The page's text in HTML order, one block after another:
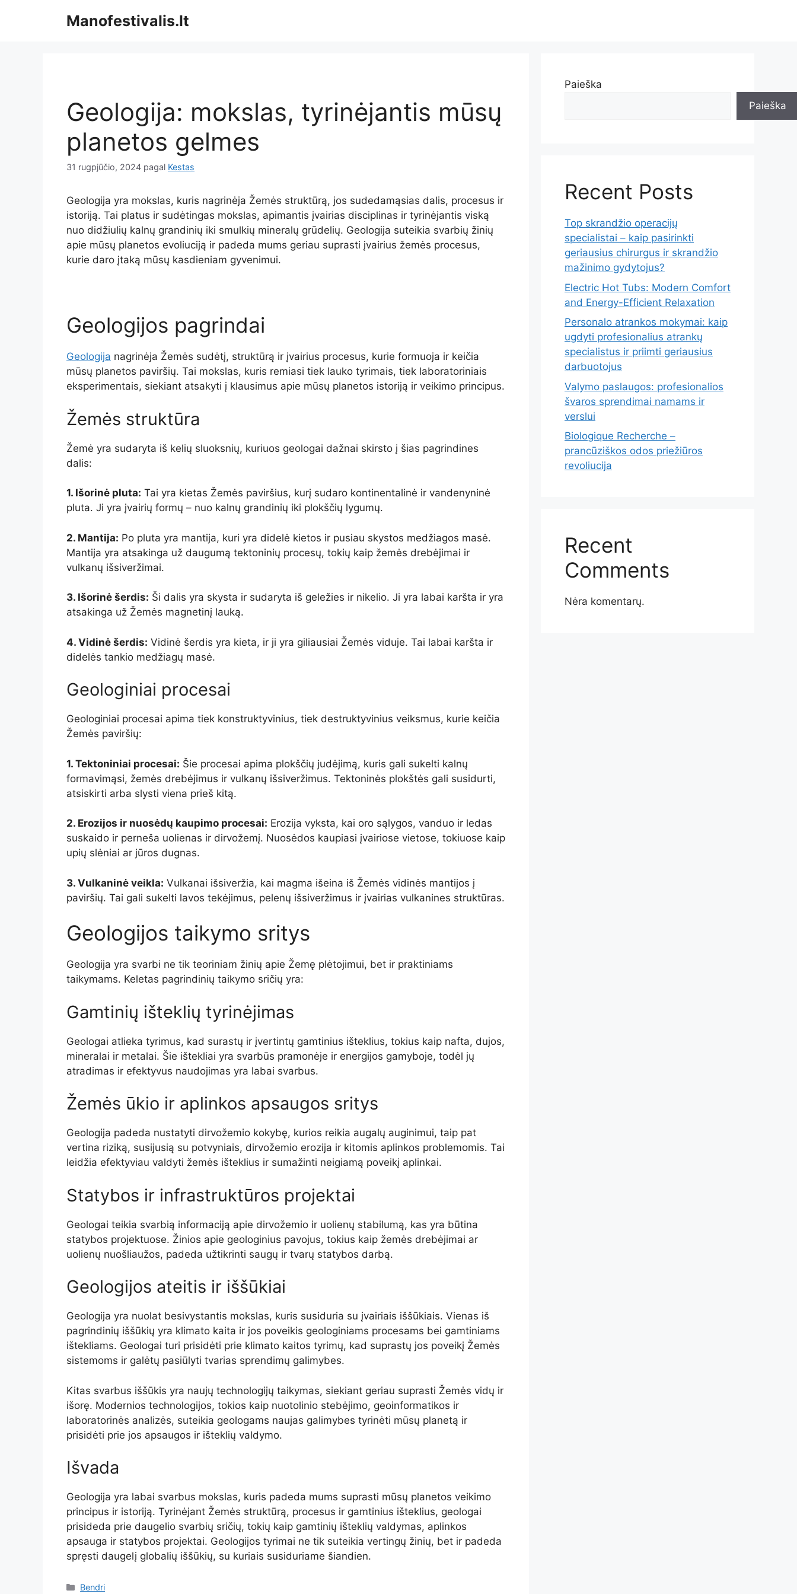
Manofestivalis.lt
Geologija: mokslas, tyrinėjantis mūsų
planetos gelmes
31 rugpjūčio, 2024 pagal Kestas
Geologija yra mokslas, kuris nagrinėja Žemės struktūrą, jos sudedamąsias dalis, procesus ir
istoriją. Tai platus ir sudėtingas mokslas, apimantis įvairias disciplinas ir tyrinėjantis viską
nuo didžiulių kalnų grandinių iki smulkių mineralų grūdelių. Geologija suteikia svarbių žinių
apie mūsų planetos evoliuciją ir padeda mums geriau suprasti įvairius žemės procesus,
kurie daro įtaką mūsų kasdieniam gyvenimui.
Geologijos pagrindai
Geologija nagrinėja Žemės sudėtį, struktūrą ir įvairius procesus, kurie formuoja ir keičia
mūsų planetos paviršių. Tai mokslas, kuris remiasi tiek lauko tyrimais, tiek laboratoriniais
eksperimentais, siekiant atsakyti į klausimus apie mūsų planetos istoriją ir veikimo principus.
Žemės struktūra
Žemė yra sudaryta iš kelių sluoksnių, kuriuos geologai dažnai skirsto į šias pagrindines
dalis:
1. Išorinė pluta: Tai yra kietas Žemės paviršius, kurį sudaro kontinentalinė ir vandenyninė
pluta. Ji yra įvairių formų – nuo kalnų grandinių iki plokščių lygumų.
2. Mantija: Po pluta yra mantija, kuri yra didelė kietos ir pusiau skystos medžiagos masė.
Mantija yra atsakinga už daugumą tektoninių procesų, tokių kaip žemės drebėjimai ir
vulkanų išsiveržimai.
3. Išorinė šerdis: Ši dalis yra skysta ir sudaryta iš geležies ir nikelio. Ji yra labai karšta ir yra
atsakinga už Žemės magnetinį lauką.
4. Vidinė šerdis: Vidinė šerdis yra kieta, ir ji yra giliausiai Žemės viduje. Tai labai karšta ir
didelės tankio medžiagų masė.
Geologiniai procesai
Geologiniai procesai apima tiek konstruktyvinius, tiek destruktyvinius veiksmus, kurie keičia
Žemės paviršių:
1. Tektoniniai procesai: Šie procesai apima plokščių judėjimą, kuris gali sukelti kalnų
formavimąsi, žemės drebėjimus ir vulkanų išsiveržimus. Tektoninės plokštės gali susidurti,
atsiskirti arba slysti viena prieš kitą.
2. Erozijos ir nuosėdų kaupimo procesai: Erozija vyksta, kai oro sąlygos, vanduo ir ledas
suskaido ir perneša uolienas ir dirvožemį. Nuosėdos kaupiasi įvairiose vietose, tokiuose kaip
upių slėniai ar jūros dugnas.
3. Vulkaninė veikla: Vulkanai išsiveržia, kai magma išeina iš Žemės vidinės mantijos į
paviršių. Tai gali sukelti lavos tekėjimus, pelenų išsiveržimus ir įvairias vulkanines struktūras.
Geologijos taikymo sritys
Geologija yra svarbi ne tik teoriniam žinių apie Žemę plėtojimui, bet ir praktiniams
taikymams. Keletas pagrindinių taikymo sričių yra:
Gamtinių išteklių tyrinėjimas
Geologai atlieka tyrimus, kad surastų ir įvertintų gamtinius išteklius, tokius kaip nafta, dujos,
mineralai ir metalai. Šie ištekliai yra svarbūs pramonėje ir energijos gamyboje, todėl jų
atradimas ir efektyvus naudojimas yra labai svarbus.
Žemės ūkio ir aplinkos apsaugos sritys
Geologija padeda nustatyti dirvožemio kokybę, kurios reikia augalų auginimui, taip pat
vertina riziką, susijusią su potvyniais, dirvožemio erozija ir kitomis aplinkos problemomis. Tai
leidžia efektyviau valdyti žemės išteklius ir sumažinti neigiamą poveikį aplinkai.
Statybos ir infrastruktūros projektai
Geologai teikia svarbią informaciją apie dirvožemio ir uolienų stabilumą, kas yra būtina
statybos projektuose. Žinios apie geologinius pavojus, tokius kaip žemės drebėjimai ar
uolienų nuošliaužos, padeda užtikrinti saugų ir tvarų statybos darbą.
Geologijos ateitis ir iššūkiai
Geologija yra nuolat besivystantis mokslas, kuris susiduria su įvairiais iššūkiais. Vienas iš
pagrindinių iššūkių yra klimato kaita ir jos poveikis geologiniams procesams bei gamtiniams
ištekliams. Geologai turi prisidėti prie klimato kaitos tyrimų, kad suprastų jos poveikį Žemės
sistemoms ir galėtų pasiūlyti tvarias sprendimų galimybes.
Kitas svarbus iššūkis yra naujų technologijų taikymas, siekiant geriau suprasti Žemės vidų ir
išorę. Modernios technologijos, tokios kaip nuotolinio stebėjimo, geoinformatikos ir
laboratorinės analizės, suteikia geologams naujas galimybes tyrinėti mūsų planetą ir
prisidėti prie jos apsaugos ir išteklių valdymo.
Išvada
Geologija yra labai svarbus mokslas, kuris padeda mums suprasti mūsų planetos veikimo
principus ir istoriją. Tyrinėjant Žemės struktūrą, procesus ir gamtinius išteklius, geologai
prisideda prie daugelio svarbių sričių, tokių kaip gamtinių išteklių valdymas, aplinkos
apsauga ir statybos projektai. Geologijos tyrimai ne tik suteikia vertingų žinių, bet ir padeda
spręsti daugelį globalių iššūkių, su kuriais susiduriame šiandien.
Kategorijos
Bendri
Paieška
Paieška
Recent Posts
Top skrandžio operacijų
specialistai – kaip pasirinkti
geriausius chirurgus ir skrandžio
mažinimo gydytojus?
Electric Hot Tubs: Modern Comfort
and Energy-Efficient Relaxation
Personalo atrankos mokymai: kaip
ugdyti profesionalius atrankų
specialistus ir priimti geriausius
darbuotojus
Valymo paslaugos: profesionalios
švaros sprendimai namams ir
verslui
Biologique Recherche –
prancūziškos odos priežiūros
revoliucija
Recent
Comments
Nėra komentarų.